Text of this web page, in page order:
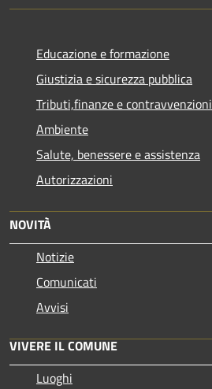
Educazione e formazione
Giustizia e sicurezza pubblica
Tributi,finanze e contravvenzioni
Ambiente
Salute, benessere e assistenza
Autorizzazioni
NOVITÀ
Notizie
Comunicati
Avvisi
VIVERE IL COMUNE
Luoghi